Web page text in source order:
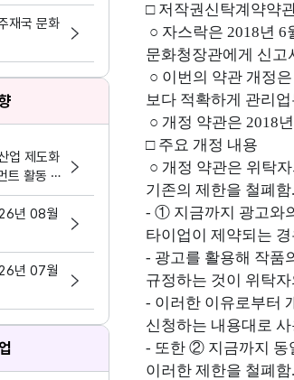
재국 문화
업 제도화
트 활동 및
년 08월
년 07월
□ 저작권신탁계약약
○ 자스락은 2018년 6
문화청장관에게 신고
○ 이번의 약관 개정
보다 적확하게 관리
○ 개정 약관은 2018
□ 주요 개정 내용
○ 개정 약관은 위탁
기존의 제한을 철폐함.
- ① 지금까지 광고와
타이업이 제약되는
- 광고를 활용해 작품
규정하는 것이 위탁
- 이러한 이유로부터
신청하는 내용대로
- 또한 ② 지금까지 동
이러한 제한을 철폐함.